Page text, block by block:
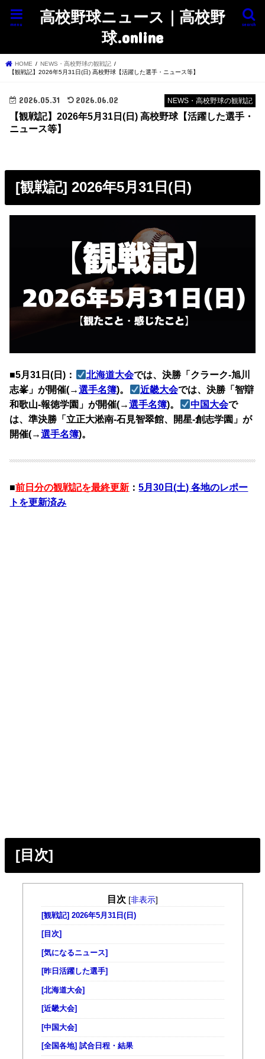
高校野球ニュース｜高校野
球.online
search
menu
HOME
NEWS・高校野球の観戦記
【観戦記】2026年5月31日(日) 高校野球【活躍した選手・ニュース等】
NEWS・高校野球の観戦記
2026.05.31 2026.06.02
【観戦記】2026年5月31日(日) 高校野球【活躍した選手・
ニュース等】
[観戦記] 2026年5月31日(日)
■5月31日(日)： 北海道大会では、決勝「クラーク-旭川
志峯」が開催(→選手名簿)。 近畿大会では、決勝「智辯
和歌山-報徳学園」が開催(→選手名簿)。 中国大会で
は、準決勝「立正大淞南-石見智翠館、開星-創志学園」が
開催(→選手名簿)。
■前日分の観戦記を最終更新 ：5月30日(土) 各地のレポー
トを更新済み
[目次]
目次 [非表示]
[観戦記] 2026年5月31日(日)
[目次]
[気になるニュース]
[昨日活躍した選手]
[北海道大会]
[近畿大会]
[中国大会]
[全国各地] 試合日程・結果